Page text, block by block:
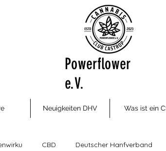
Powerflower
e.V.
Neuigkeiten DHV Was ist ein
CBD Deutscher Hanfverband